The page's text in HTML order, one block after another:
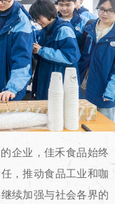
企业，佳禾食品始终
，推动食品工业和咖
续加强与社会各界的